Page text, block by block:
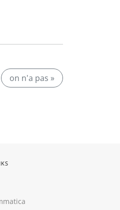
on n'a pas »